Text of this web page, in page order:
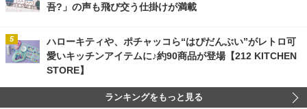
吾?」の声も飛び交う仕掛けが満載
ハローキティや、ポチャッコら“はぴだんぶい”がレトロ可
愛いキッチンアイテムに♪約90商品が登場【212 KITCHEN
STORE】
ランキングをもっと見る